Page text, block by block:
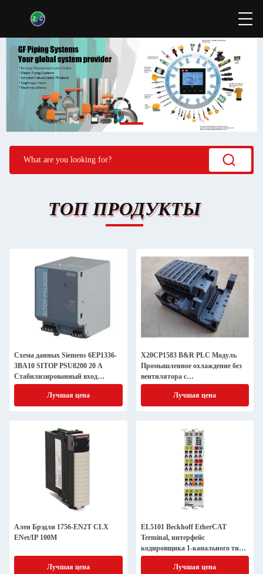
ТОП ПРОДУКТЫ
Схема данных Siemens 6EP1336-
3BA10 SITOP PSU8200 20 A
Стабилизированный вход
питания: 120-230 В
Лучшая цена
X20CP1583 B&R PLC Модуль
Промышленное охлаждение без
вентилятора с
идентификационным кодом B R
Лучшая цена
Ален Брэдли 1756-EN2T CLX
ENet/IP 100M
Лучшая цена
EL5101 Beckhoff EtherCAT
Terminal, интерфейс
кодировщика 1-канального типа,
дополнительный, 5 В
постоянного тока
Лучшая цена